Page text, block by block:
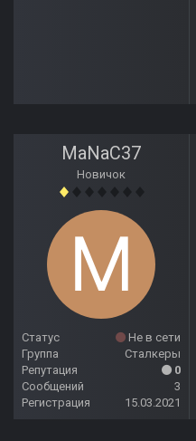
MaNaC37
Новичок
Статус
Не в сети
Группа
Сталкеры
Репутация
0
Сообщений
3
Регистрация
15.03.2021